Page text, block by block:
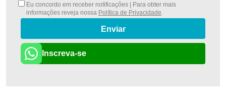
Eu concordo em receber notificações | Para obter mais
informações reveja nossa Política de Privacidade
Enviar
Inscreva-se